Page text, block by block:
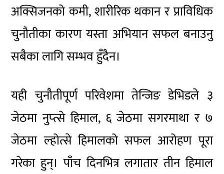
अक्सिजनको कमी, शारीरिक थकान र प्राविधिक
चुनौतीका कारण यस्ता अभियान सफल बनाउनु
सबैका लागि सम्भव हुँदैन।
यही चुनौतीपूर्ण परिवेशमा तेन्जिङ डेभिडले ३
जेठमा नुप्त्से हिमाल, ६ जेठमा सगरमाथा र ७
जेठमा ल्होत्से हिमालको सफल आरोहण पूरा
गरेका हुन्। पाँच दिनभित्र लगातार तीन हिमाल